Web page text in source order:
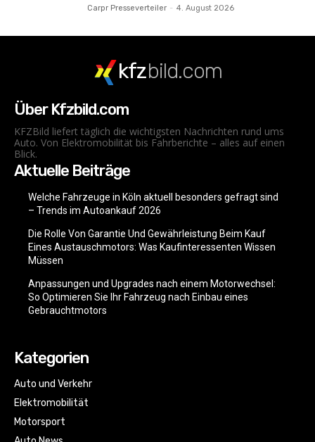
Carpr Presseverteiler - 4. August 2026
kfzbild.com
Über Kfzbild.com
KFZBild liefert täglich die wichtigsten Nachrichten rund ums
Auto. Von Elektromobilität bis Fahrberichte – alles auf einen
Blick.
Aktuelle Beiträge
Welche Fahrzeuge in Köln aktuell besonders gefragt sind
– Trends im Autoankauf 2026
Die Rolle Von Garantie Und Gewährleistung Beim Kauf
Eines Austauschmotors: Was Kaufinteressenten Wissen
Müssen
Anpassungen und Upgrades nach einem Motorwechsel:
So Optimieren Sie Ihr Fahrzeug nach Einbau eines
Gebrauchtmotors
Kategorien
Auto und Verkehr
Elektromobilität
Motorsport